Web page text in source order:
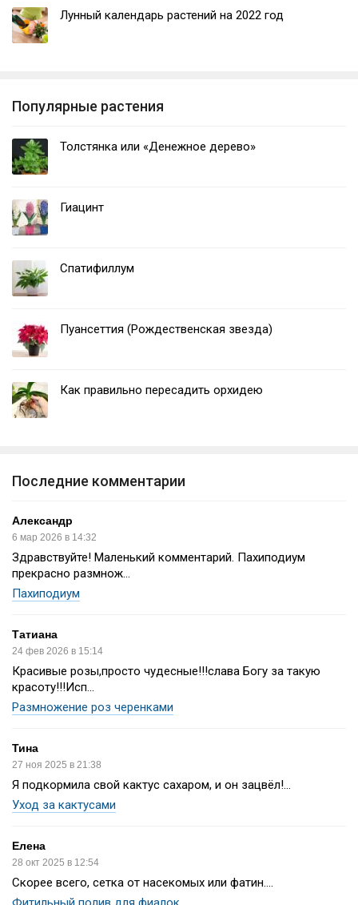
Лунный календарь растений на 2022 год
Популярные растения
Толстянка или «Денежное дерево»
Гиацинт
Спатифиллум
Пуансеттия (Рождественская звезда)
Как правильно пересадить орхидею
Последние комментарии
Александр
6 мар 2026 в 14:32
Здравствуйте! Маленький комментарий. Пахиподиум
прекрасно размнож...
Пахиподиум
Татиана
24 фев 2026 в 15:14
Красивые розы,просто чудесные!!!слава Богу за такую
красоту!!!Исп...
Размножение роз черенками
Тина
27 ноя 2025 в 21:38
Я подкормила свой кактус сахаром, и он зацвёл!...
Уход за кактусами
Елена
28 окт 2025 в 12:54
Скорее всего, сетка от насекомых или фатин....